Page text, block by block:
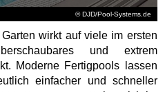
© DJD/Pool-Systems.de
wirkt auf viele im ersten
und extrem
Moderne Fertigpools lassen
einfacher und schneller